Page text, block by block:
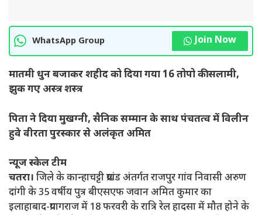
WhatsApp Group Join Now
मातमी धुन बजाकर शहीद को दिया गया 16 तोपो की सलामी,
झुक गए अस्त्र शस्त्र
पिता ने दिया मुखग्नी, सैनिक सम्मान के साथ पंचतत्व में विलीन
हुवे वीरता पुरस्कार से अलंकृत अमित
न्यूज स्केल टीम
चतरा। जिले के कान्हाचट्टी प्रखंड अंतर्गत राजपुर गांव निवासी अरुण
दांगी के 35 वर्षीय पुत्र बीएसएफ जवान अमित कुमार का
इलाहाबाद-प्रयागराज में 18 फरवरी के रात्रि रेल हादसा में मौत होने के